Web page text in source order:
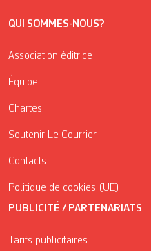
QUI SOMMES-NOUS?
Association éditrice
Équipe
Chartes
Soutenir Le Courrier
Contacts
Politique de cookies (UE)
PUBLICITÉ / PARTENARIATS
Tarifs publicitaires